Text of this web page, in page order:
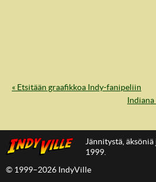
IndyVille
« Etsitään graafikkoa Indy-fanipeliin
Indiana
Jännitystä,
1999.
© 1999–2026 IndyVille